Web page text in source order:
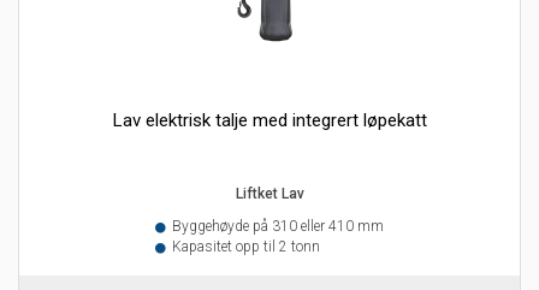
Lav elektrisk talje med integrert løpekatt
Liftket Lav
Byggehøyde på 310 eller 410 mm
Kapasitet opp til 2 tonn